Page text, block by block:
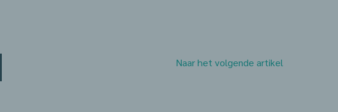
Naar het volgende artikel